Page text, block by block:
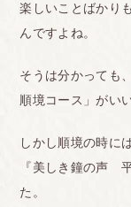
楽しいことばかり
んですよね。
そうは分かっても
順境コース」がい
しかし順境の時に
『美しき鐘の声
た。